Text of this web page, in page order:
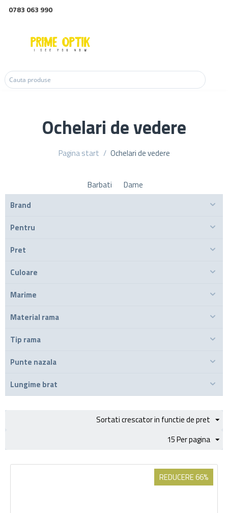
0783 063 990
Ochelari de vedere
Pagina start / Ochelari de vedere
Barbati
Dame
Brand
Pentru
Pret
Culoare
Marime
Material rama
Tip rama
Punte nazala
Lungime brat
Sortati crescator in functie de pret
15 Per pagina
REDUCERE 66%